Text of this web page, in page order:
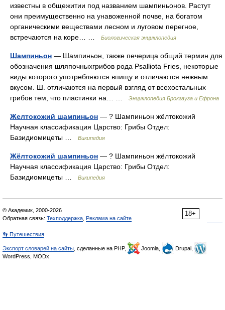
известны в общежитии под названием шампиньонов. Растут
они преимущественно на унавоженной почве, на богатом
органическими веществами лесном и луговом перегное,
встречаются на коре… …
Биологическая энциклопедия
Шампиньон — Шампиньон, также печерица общий термин для
обозначения шляпочныхгрибов рода Psalliota Fries, некоторые
виды которого употребляются впищу и отличаются нежным
вкусом. Ш. отличаются на первый взгляд от всехостальных
грибов тем, что пластинки на… …
Энциклопедия Брокгауза и Ефрона
Желтокожий шампиньон — ? Шампиньон жёлтокожий
Научная классификация Царство: Грибы Отдел:
Базидиомицеты …
Википедия
Жёлтокожий шампиньон — ? Шампиньон жёлтокожий
Научная классификация Царство: Грибы Отдел:
Базидиомицеты …
Википедия
18+
© Академик, 2000-2026
Обратная связь: Техподдержка Реклама на сайте
👣 Путешествия
Экспорт словарей на сайты , сделанные на PHP, Joomla,
Drupal,
WordPress, MODx.